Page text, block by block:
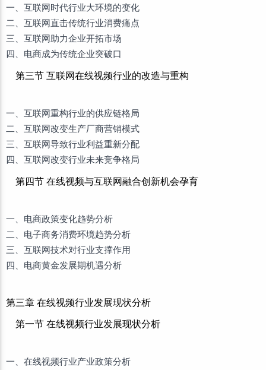
一、互联网时代行业大环境的变化
二、互联网直击传统行业消费痛点
三、互联网助力企业开拓市场
四、电商成为传统企业突破口
第三节 互联网在线视频行业的改造与重构
一、互联网重构行业的供应链格局
二、互联网改变生产厂商营销模式
三、互联网导致行业利益重新分配
四、互联网改变行业未来竞争格局
第四节 在线视频与互联网融合创新机会孕育
一、电商政策变化趋势分析
二、电子商务消费环境趋势分析
三、互联网技术对行业支撑作用
四、电商黄金发展期机遇分析
第三章 在线视频行业发展现状分析
第一节 在线视频行业发展现状分析
一、在线视频行业产业政策分析